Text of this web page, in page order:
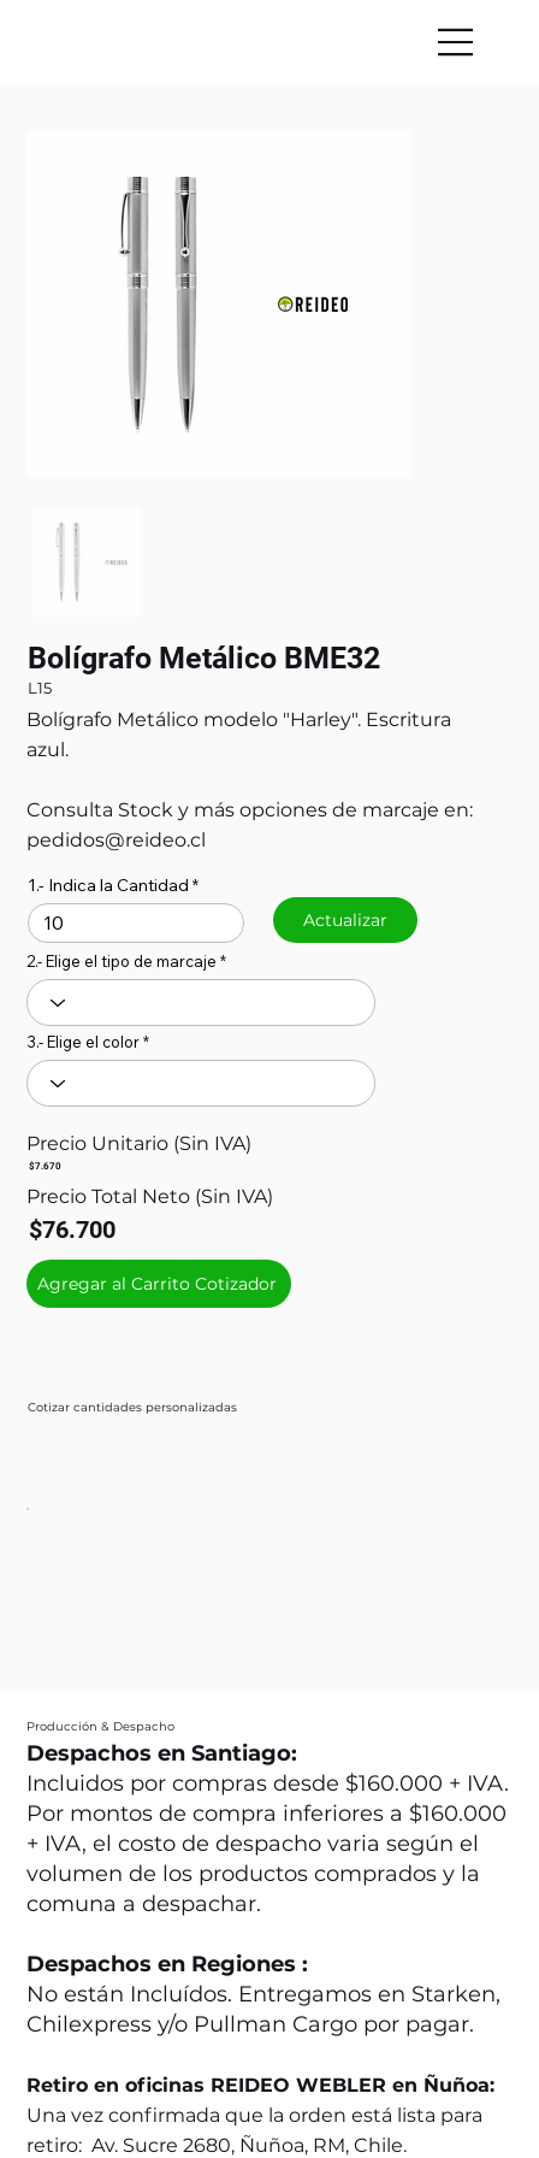
Bolígrafo Metálico BME32
L15
Bolígrafo Metálico modelo "Harley". Escritura
azul.
Consulta Stock y más opciones de marcaje en:
pedidos@reideo.cl
Cotizar cantidades personalizadas
1.- Indica la Cantidad
Actualizar
2.- Elige el tipo de marcaje
3.- Elige el color
Precio Unitario (Sin IVA)
$7.670
Precio Total Neto (Sin IVA)
$76.700
Agregar al Carrito Cotizador
Producción & Despacho
Despachos en Santiago:
Incluidos por compras desde $160.000 + IVA.
Por montos de compra inferiores a $160.000
+ IVA, el costo de despacho varia según el
volumen de los productos comprados y la
comuna a despachar.
Despachos en Regiones :
No están Incluídos. Entregamos en Starken,
Chilexpress y/o Pullman Cargo por pagar.
Retiro en oficinas REIDEO WEBLER en Ñuñoa:
Una vez confirmada que la orden está lista para
retiro: Av. Sucre 2680, Ñuñoa, RM, Chile.